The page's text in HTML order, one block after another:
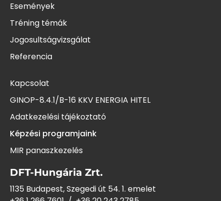
Események
Tréning témák
Jogosultságvizsgálat
Referencia
Kapcsolat
GINOP-8.4.1/B-16 KKV ENERGIA HITEL
Adatkezelési tájékoztató
Képzési programjaink
MIR panaszkezelés
DFT-Hungária Zrt.
1135 Budapest, Szegedi út 54. 1. emelet